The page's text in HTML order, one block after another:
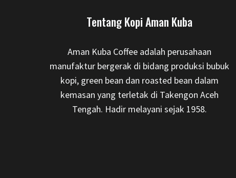
Tentang Kopi Aman Kuba
Aman Kuba Coffee adalah perusahaan
manufaktur bergerak di bidang produksi bubuk
kopi, green bean dan roasted bean dalam
kemasan yang terletak di Takengon Aceh
Tengah. Hadir melayani sejak 1958.